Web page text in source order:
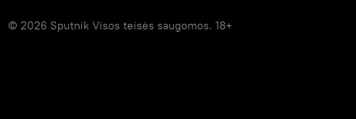
© 2026 Sputnik Visos teisės saugomos. 18+